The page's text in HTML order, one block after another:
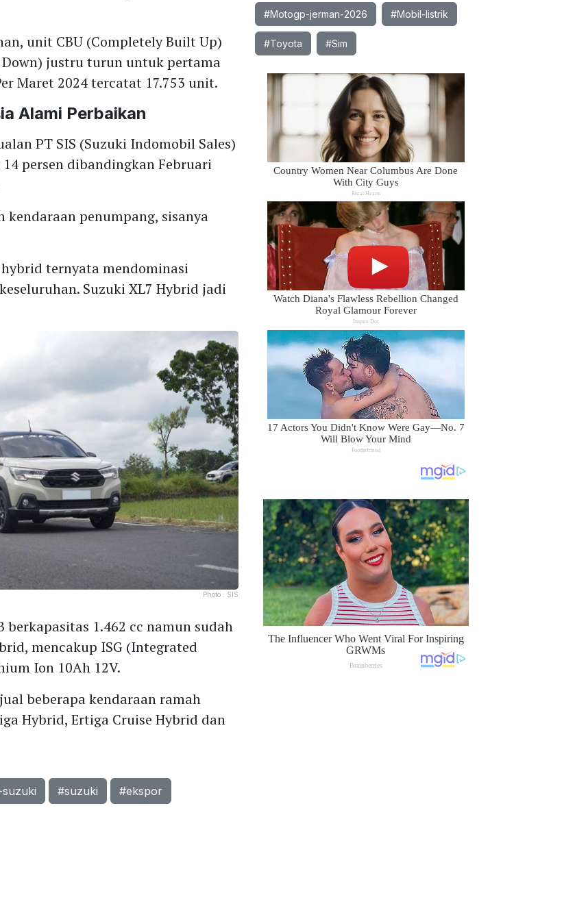
unit CBU (Completely Built Up)
justru turun untuk pertama
Maret 2024 tercatat 17.753 unit.
Alami Perbaikan
PT SIS (Suzuki Indomobil Sales)
persen dibandingkan Februari
penumpang, sisanya
ternyata mendominasi
Suzuki XL7 Hybrid jadi
Photo : SIS
1.462 cc namun sudah
mencakup ISG (Integrated
Ion 10Ah 12V.
beberapa kendaraan ramah
Hybrid, Ertiga Cruise Hybrid dan
#suzuki #ekspor
#Motogp-jerman-2026 #Mobil-listrik
#Toyota #Sim